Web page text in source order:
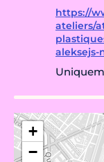
https://
ateliers/
aleksejs-
+
−